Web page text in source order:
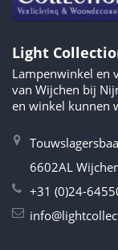
Light
Lampenwinkel en
van Wijchen bij
en winkel kunnen
6602AL
+31 (0)24-